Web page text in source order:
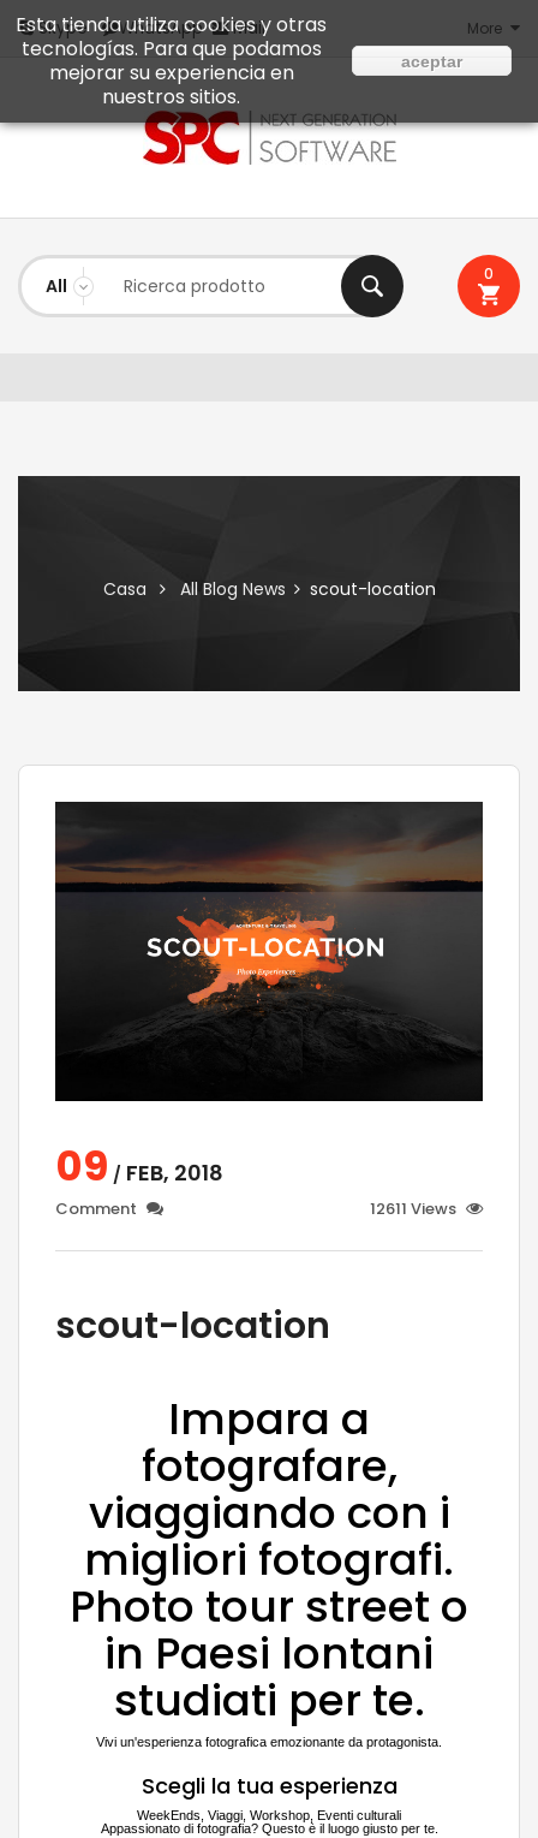
Skype WhatsApp Mail More
0
Casa All Blog News scout-location
09 / FEB, 2018
Comment 12611 Views
scout-location
Impara a
fotografare,
viaggiando con i
migliori fotografi.
Photo tour street o
in Paesi lontani
studiati per te.
Vivi un'esperienza fotografica emozionante da protagonista.
Scegli la tua esperienza
WeekEnds, Viaggi, Workshop, Eventi culturali
Appassionato di fotografia? Questo è il luogo giusto per te.
Esta tienda utiliza cookies y otras
tecnologías. Para que podamos
mejorar su experiencia en
nuestros sitios.
aceptar